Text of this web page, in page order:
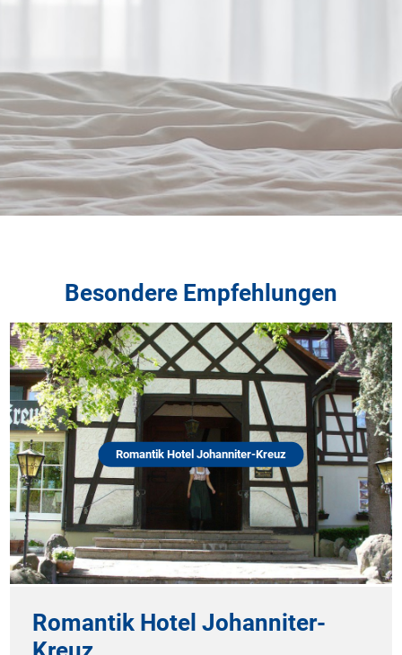
Besondere Empfehlungen
Romantik Hotel Johanniter-Kreuz
Romantik Hotel Johanniter-